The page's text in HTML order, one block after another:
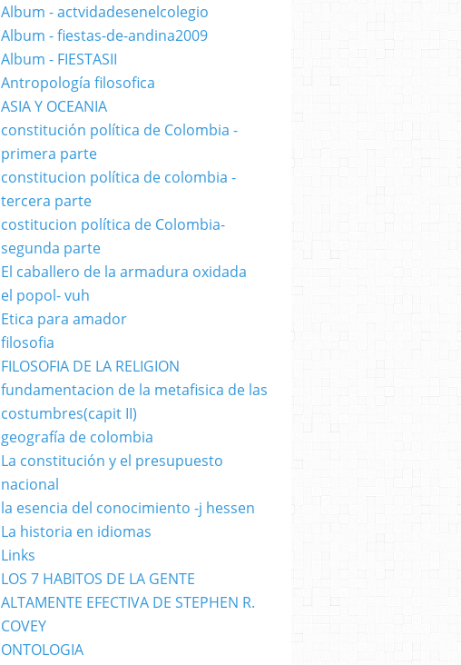
Album - actvidadesenelcolegio
Album - fiestas-de-andina2009
Album - FIESTASII
Antropología filosofica
ASIA Y OCEANIA
constitución política de Colombia -
primera parte
constitucion política de colombia -
tercera parte
costitucion política de Colombia-
segunda parte
El caballero de la armadura oxidada
el popol- vuh
Etica para amador
filosofia
FILOSOFIA DE LA RELIGION
fundamentacion de la metafisica de las
costumbres(capit II)
geografía de colombia
La constitución y el presupuesto
nacional
la esencia del conocimiento -j hessen
La historia en idiomas
Links
LOS 7 HABITOS DE LA GENTE
ALTAMENTE EFECTIVA DE STEPHEN R.
COVEY
ONTOLOGIA